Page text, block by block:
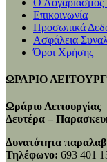
Επικοινωνία
Προσωπικά
Ασφάλεια
Όροι Χρήσης
ΩΡΑΡΙΟ
Ωράριο Λειτουργίας
Δευτέρα –
Δυνατότητα
Τηλέφωνο: 693 401